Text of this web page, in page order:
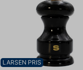
LARSEN PRIS